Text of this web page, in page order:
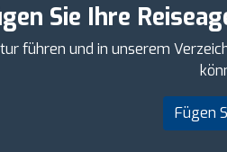
Sie Ihre
führen und in unserem
Fügen